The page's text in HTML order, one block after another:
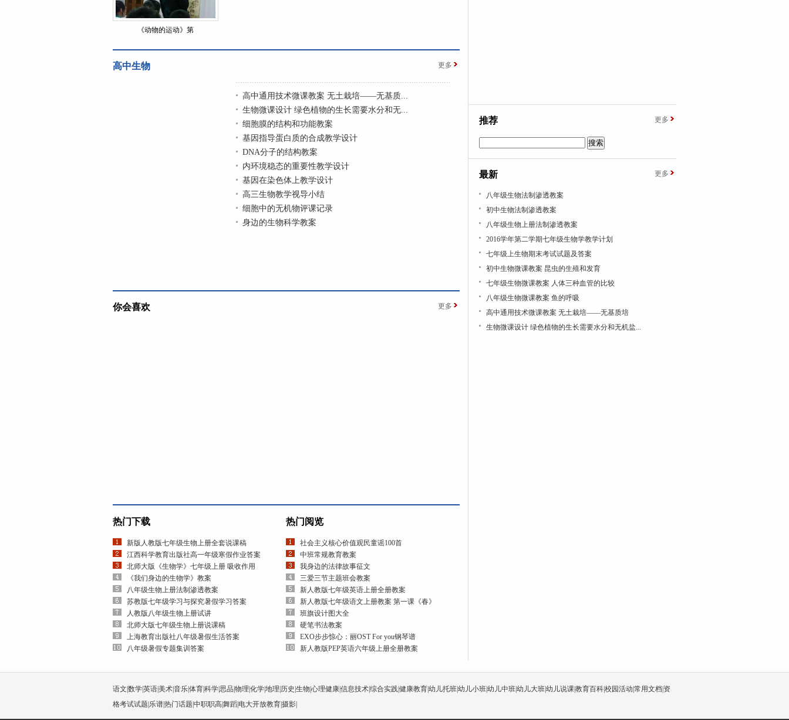
《动物的运动》第
高中生物 更多
高中通用技术微课教案 无土栽培——无基质...
生物微课设计 绿色植物的生长需要水分和无...
细胞膜的结构和功能教案
基因指导蛋白质的合成教学设计
DNA分子的结构教案
内环境稳态的重要性教学设计
基因在染色体上教学设计
高三生物教学视导小结
细胞中的无机物评课记录
身边的生物科学教案
你会喜欢 更多
热门下载
新版人教版七年级生物上册全套说课稿
江西科学教育出版社高一年级寒假作业答案
北师大版《生物学》七年级上册 吸收作用
《我们身边的生物学》教案
八年级生物上册法制渗透教案
苏教版七年级学习与探究暑假学习答案
人教版八年级生物上册试讲
北师大版七年级生物上册说课稿
上海教育出版社八年级暑假生活答案
八年级暑假专题集训答案
热门阅览
社会主义核心价值观民童谣100首
中班常规教育教案
我身边的法律故事征文
三爱三节主题班会教案
新人教版七年级英语上册全册教案
新人教版七年级语文上册教案 第一课《春》
班旗设计图大全
硬笔书法教案
EXO步步惊心：丽OST For you钢琴谱
新人教版PEP英语六年级上册全册教案
推荐 更多
最新 更多
八年级生物法制渗透教案
初中生物法制渗透教案
八年级生物上册法制渗透教案
2016学年第二学期七年级生物学教学计划
七年级上生物期末考试试题及答案
初中生物微课教案 昆虫的生殖和发育
七年级生物微课教案 人体三种血管的比较
八年级生物微课教案 鱼的呼吸
高中通用技术微课教案 无土栽培——无基质培
生物微课设计 绿色植物的生长需要水分和无机盐...
语文 数学英语美术音乐体育科学思品 物理 化学地理 历史 生物 心理健康信息技术综合实践健康教育幼儿托班幼儿小班幼儿中班幼儿大班幼儿说课教育百科校园活动 常用文档 资
格考试试题 乐谱热门话题 中职职高舞蹈 电大开放教育摄影